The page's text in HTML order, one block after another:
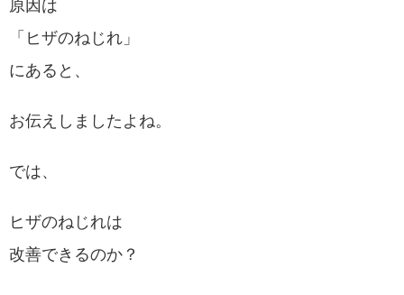
原因は
「ヒザのねじれ」
にあると、
お伝えしましたよね。
では、
ヒザのねじれは
改善できるのか？